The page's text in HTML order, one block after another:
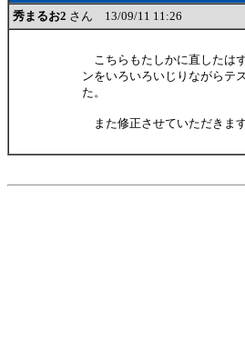
秀まるお2 さん 13/09/11 11:26
こちらもたしかに直したは
ンをいろいろいじりながらテ
た。
また修正させていただきます